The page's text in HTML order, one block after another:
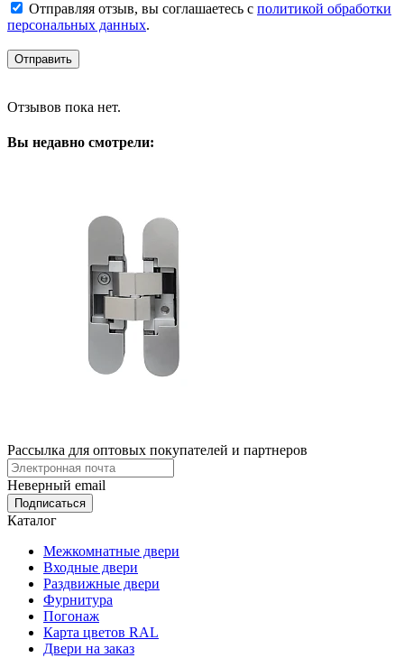
Отправляя отзыв, вы соглашаетесь с политикой обработки
персональных данных.
Отзывов пока нет.
Вы недавно смотрели:
Рассылка для оптовых покупателей и партнеров
Неверный email
Каталог
Межкомнатные двери
Входные двери
Раздвижные двери
Фурнитура
Погонаж
Карта цветов RAL
Двери на заказ